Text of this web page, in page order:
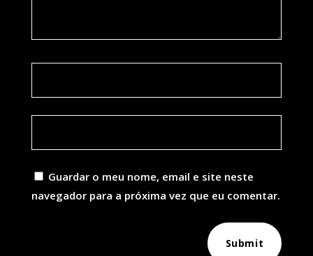
Guardar o meu nome, email e site neste
navegador para a próxima vez que eu comentar.
Submit